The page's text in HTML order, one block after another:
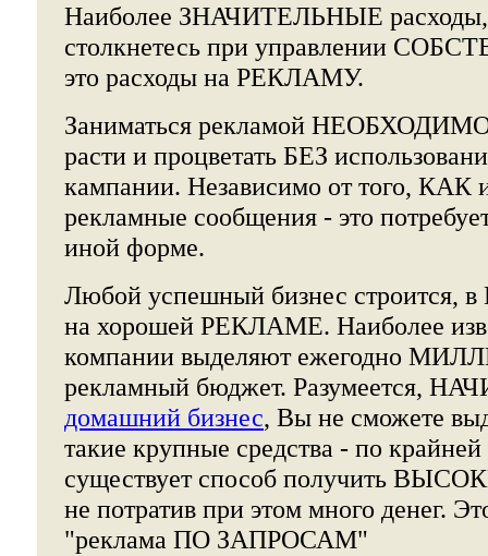
Наиболее ЗНАЧИТЕЛЬНЫЕ
столкнетесь при управлении
это расходы на РЕКЛАМУ.
Заниматься рекламой
расти и процветать БЕЗ
кампании. Независимо от того, КАК
рекламные сообщения - это
иной форме.
Любой успешный бизнес строится,
на хорошей РЕКЛАМЕ. Наиболее
компании выделяют ежегодно
рекламный бюджет. Разумеется,
домашний бизнес, Вы не сможете
такие крупные средства - по
существует способ получить
не потратив при этом много денег.
"реклама ПО ЗАПРОСАМ"